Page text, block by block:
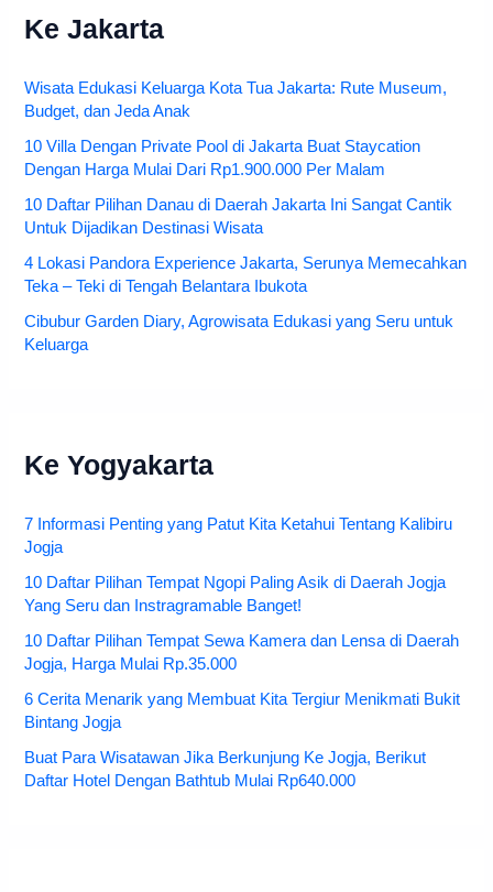
Ke Jakarta
Wisata Edukasi Keluarga Kota Tua Jakarta: Rute Museum,
Budget, dan Jeda Anak
10 Villa Dengan Private Pool di Jakarta Buat Staycation
Dengan Harga Mulai Dari Rp1.900.000 Per Malam
10 Daftar Pilihan Danau di Daerah Jakarta Ini Sangat Cantik
Untuk Dijadikan Destinasi Wisata
4 Lokasi Pandora Experience Jakarta, Serunya Memecahkan
Teka – Teki di Tengah Belantara Ibukota
Cibubur Garden Diary, Agrowisata Edukasi yang Seru untuk
Keluarga
Ke Yogyakarta
7 Informasi Penting yang Patut Kita Ketahui Tentang Kalibiru
Jogja
10 Daftar Pilihan Tempat Ngopi Paling Asik di Daerah Jogja
Yang Seru dan Instragramable Banget!
10 Daftar Pilihan Tempat Sewa Kamera dan Lensa di Daerah
Jogja, Harga Mulai Rp.35.000
6 Cerita Menarik yang Membuat Kita Tergiur Menikmati Bukit
Bintang Jogja
Buat Para Wisatawan Jika Berkunjung Ke Jogja, Berikut
Daftar Hotel Dengan Bathtub Mulai Rp640.000